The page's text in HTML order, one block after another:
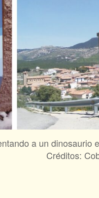
a un dinosaurio
Créditos: